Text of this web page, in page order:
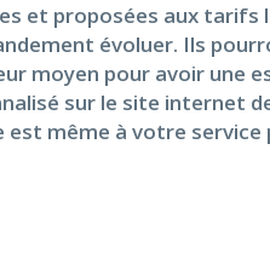
et proposées aux tarifs
évoluer. Ils
moyen pour avoir une
sur le site internet
même à votre